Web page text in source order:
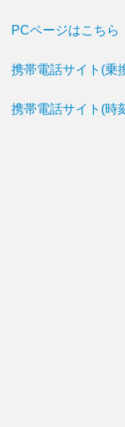
PCページはこちら
携帯電話サイト(乗
携帯電話サイト(時